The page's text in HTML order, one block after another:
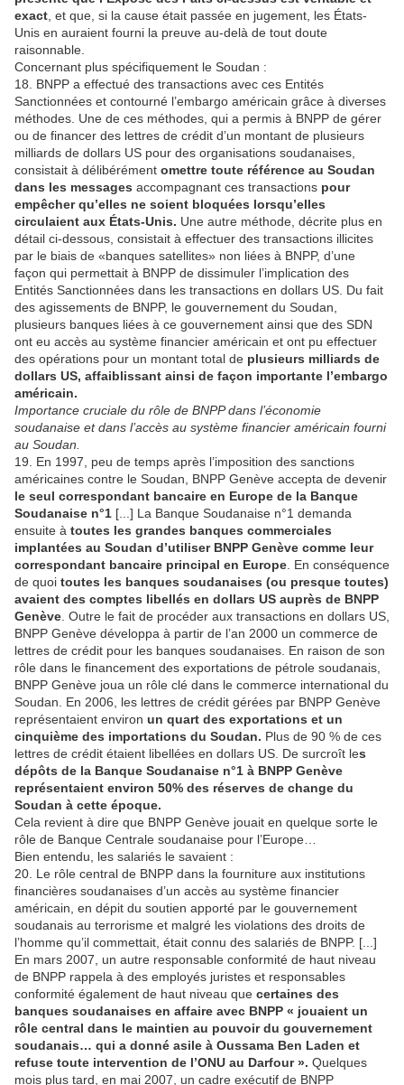
exact , et que, si la cause était passée en jugement, les États-
Unis en auraient fourni la preuve au-delà de tout doute
raisonnable.
Concernant plus spécifiquement le Soudan :
18. BNPP a effectué des transactions avec ces Entités
Sanctionnées et contourné l’embargo américain grâce à diverses
méthodes. Une de ces méthodes, qui a permis à BNPP de gérer
ou de financer des lettres de crédit d’un montant de plusieurs
milliards de dollars US pour des organisations soudanaises,
consistait à délibérément omettre toute référence au Soudan
dans les messages accompagnant ces transactions pour
empêcher qu’elles ne soient bloquées lorsqu’elles
circulaient aux États-Unis. Une autre méthode, décrite plus en
détail ci-dessous, consistait à effectuer des transactions illicites
par le biais de «banques satellites» non liées à BNPP, d’une
façon qui permettait à BNPP de dissimuler l’implication des
Entités Sanctionnées dans les transactions en dollars US. Du fait
des agissements de BNPP, le gouvernement du Soudan,
plusieurs banques liées à ce gouvernement ainsi que des SDN
ont eu accès au système financier américain et ont pu effectuer
des opérations pour un montant total de plusieurs milliards de
dollars US, affaiblissant ainsi de façon importante l’embargo
américain.
Importance cruciale du rôle de BNPP dans l’économie
soudanaise et dans l’accès au système financier américain fourni
au Soudan.
19. En 1997, peu de temps après l’imposition des sanctions
américaines contre le Soudan, BNPP Genève accepta de devenir
le seul correspondant bancaire en Europe de la Banque
Soudanaise n°1 [...] La Banque Soudanaise n°1 demanda
ensuite à toutes les grandes banques commerciales
implantées au Soudan d’utiliser BNPP Genève comme leur
correspondant bancaire principal en Europe . En conséquence
de quoi toutes les banques soudanaises (ou presque toutes)
avaient des comptes libellés en dollars US auprès de BNPP
Genève . Outre le fait de procéder aux transactions en dollars US,
BNPP Genève développa à partir de l’an 2000 un commerce de
lettres de crédit pour les banques soudanaises. En raison de son
rôle dans le financement des exportations de pétrole soudanais,
BNPP Genève joua un rôle clé dans le commerce international du
Soudan. En 2006, les lettres de crédit gérées par BNPP Genève
représentaient environ un quart des exportations et un
cinquième des importations du Soudan. Plus de 90 % de ces
lettres de crédit étaient libellées en dollars US. De surcroît les
dépôts de la Banque Soudanaise n°1 à BNPP Genève
représentaient environ 50% des réserves de change du
Soudan à cette époque.
Cela revient à dire que BNPP Genève jouait en quelque sorte le
rôle de Banque Centrale soudanaise pour l’Europe…
Bien entendu, les salariés le savaient :
20. Le rôle central de BNPP dans la fourniture aux institutions
financières soudanaises d’un accès au système financier
américain, en dépit du soutien apporté par le gouvernement
soudanais au terrorisme et malgré les violations des droits de
l’homme qu’il commettait, était connu des salariés de BNPP. [...]
En mars 2007, un autre responsable conformité de haut niveau
de BNPP rappela à des employés juristes et responsables
conformité également de haut niveau que certaines des
banques soudanaises en affaire avec BNPP « jouaient un
rôle central dans le maintien au pouvoir du gouvernement
soudanais… qui a donné asile à Oussama Ben Laden et
refuse toute intervention de l’ONU au Darfour ». Quelques
mois plus tard, en mai 2007, un cadre exécutif de BNPP